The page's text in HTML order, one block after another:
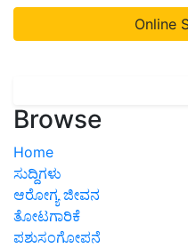
Online
Browse
Home
ಸುದ್ದಿಗಳು
ಆರೋಗ್ಯ ಜೀವನ
ತೋಟಗಾರಿಕೆ
ಪಶುಸಂಗೋಪನೆ